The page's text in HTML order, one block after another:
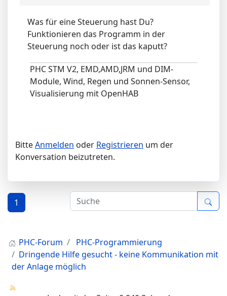
Was für eine Steuerung hast Du?
Funktionieren das Programm in der
Steuerung noch oder ist das kaputt?
PHC STM V2, EMD,AMD,JRM und DIM-
Module, Wind, Regen und Sonnen-Sensor,
Visualisierung mit OpenHAB
BitteAnmelden oder Registrieren um der
Konversation beizutreten.
1
PHC-Forum
PHC-Programmierung
Dringende Hilfe gesucht - keine Kommunikation mit
der Anlage möglich